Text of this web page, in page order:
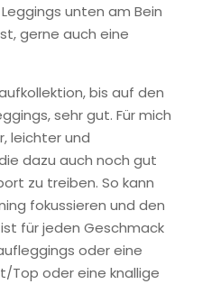
unten am Bein
gerne auch eine
bis auf den
sehr gut. Für mich
leichter und
dazu auch noch gut
zu treiben. So kann
fokussieren und den
für jeden Geschmack
oder eine
Top oder eine knallige